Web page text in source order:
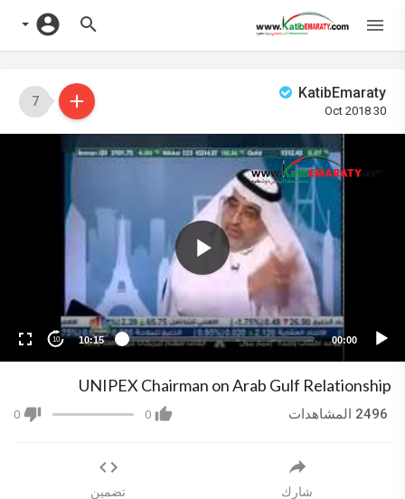
KatibEmaraty
30 Oct 2018
7
00:00
10:15
10
UNIPEX Chairman on Arab Gulf Relationship
0
0
شارك تضمين